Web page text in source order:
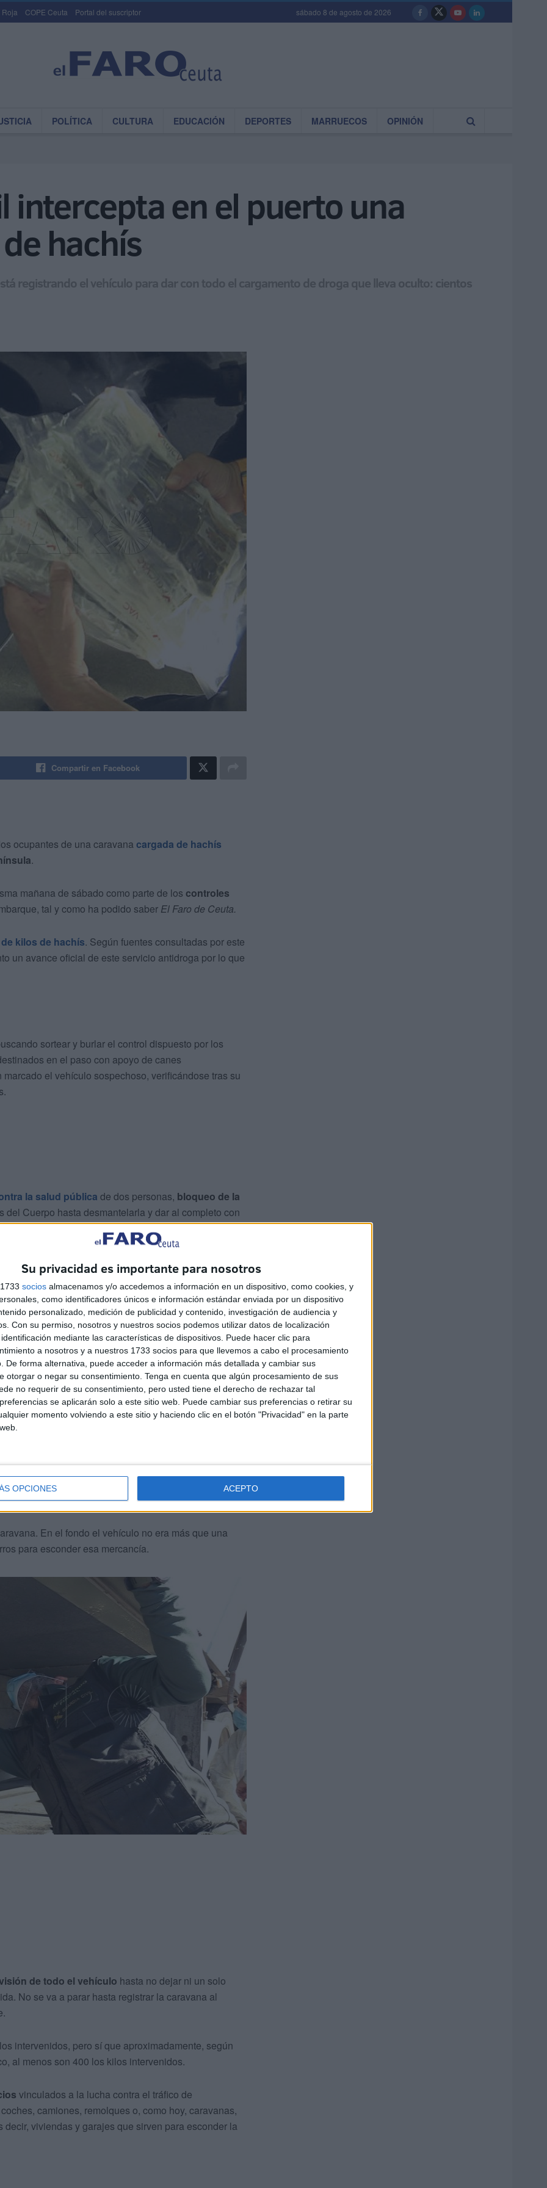
Su privacidad es importante para nosotros
socios almacenamos y/o accedemos a información en un dispositivo, como cookies, y
como identificadores únicos e información estándar enviada por un dispositivo
personalizado, medición de publicidad y contenido, investigación de audiencia y
Con su permiso, nosotros y nuestros socios podemos utilizar datos de localización
mediante las características de dispositivos. Puede hacer clic para
a nosotros y a nuestros 1733 socios para que llevemos a cabo el procesamiento
De forma alternativa, puede acceder a información más detallada y cambiar sus
otorgar o negar su consentimiento. Tenga en cuenta que algún procesamiento de sus
no requerir de su consentimiento, pero usted tiene el derecho de rechazar tal
se aplicarán solo a este sitio web. Puede cambiar sus preferencias o retirar su
momento volviendo a este sitio y haciendo clic en el botón "Privacidad" en la parte
OPCIONES ACEPTO
Roja COPE Ceuta Portal del suscriptor sábado 8 de agosto de 2026
POLÍTICA CULTURA EDUCACIÓN DEPORTES MARRUECOS OPINIÓN
intercepta en el puerto una
hachís
registrando el vehículo para dar con todo el cargamento de droga que lleva oculto: cientos
Compartir en Facebook
ocupantes de una caravana cargada de hachís
.
mañana de sábado como parte de los controles
tal y como ha podido saber El Faro de Ceuta.
kilos de hachís. Según fuentes consultadas por este
un avance oficial de este servicio antidroga por lo que
sortear y burlar el control dispuesto por los
en el paso con apoyo de canes
el vehículo sospechoso, verificándose tras su
la salud pública de dos personas, bloqueo de la
del Cuerpo hasta desmantelarla y dar al completo con
que se había convertido en el escondite perfecto
a cabo el Instituto Armado en un escenario como el
redes de narcos para sacar la mercancía
peninsular.
sacar todo el hachís posible
burlar para sacar como se pueda esa droga.
En el fondo el vehículo no era más que una
para esconder esa mercancía.
de todo el vehículo hasta no dejar ni un solo
No se va a parar hasta registrar la caravana al
intervenidos, pero sí que aproximadamente, según
al menos son 400 los kilos intervenidos.
vinculados a la lucha contra el tráfico de
camiones, remolques o, como hoy, caravanas,
viviendas y garajes que sirven para esconder la